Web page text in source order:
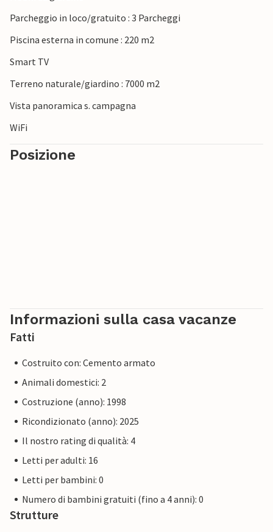
Parcheggio in loco/gratuito : 3 Parcheggi
Piscina esterna in comune : 220 m2
Smart TV
Terreno naturale/giardino : 7000 m2
Vista panoramica s. campagna
WiFi
Posizione
Informazioni sulla casa vacanze
Fatti
Costruito con: Cemento armato
Animali domestici: 2
Costruzione (anno): 1998
Ricondizionato (anno): 2025
Il nostro rating di qualità: 4
Letti per adulti: 16
Letti per bambini: 0
Numero di bambini gratuiti (fino a 4 anni): 0
Strutture